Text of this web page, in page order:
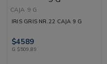
CAJA 9 G
IRIS GRIS NR.22 CAJA 9 G
$4589
G $509,89